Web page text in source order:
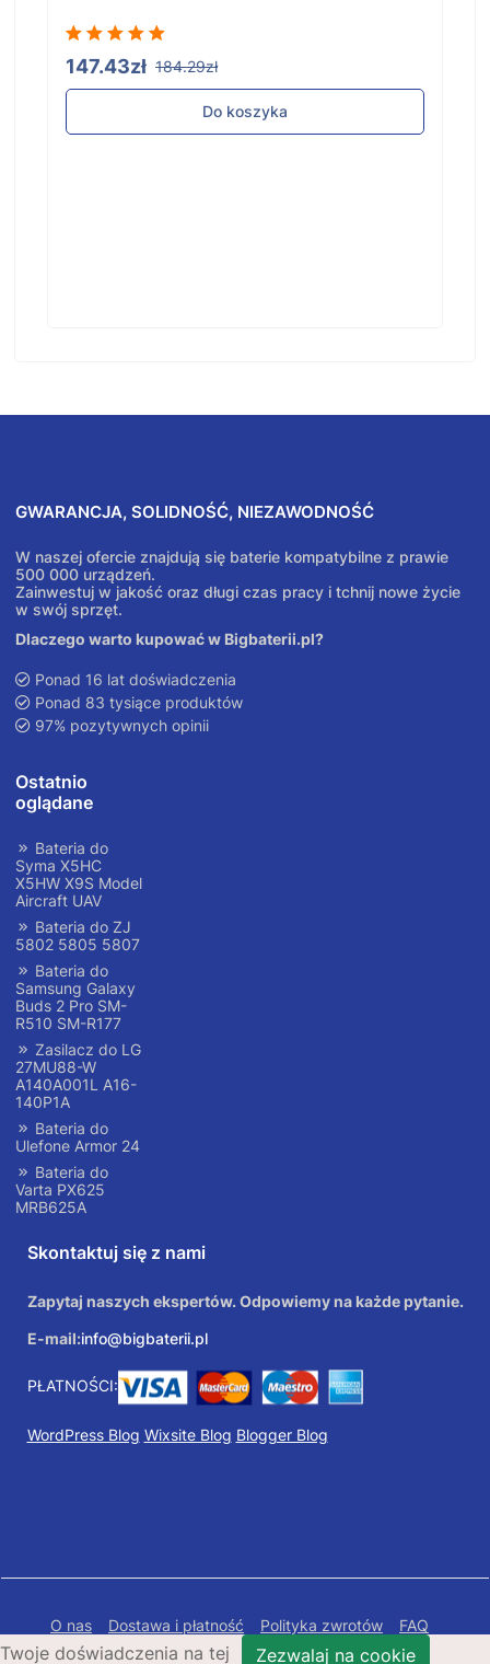
147.43zł 184.29zł
Do koszyka
GWARANCJA, SOLIDNOŚĆ, NIEZAWODNOŚĆ
W naszej ofercie znajdują się baterie kompatybilne z prawie
500 000 urządzeń.
Zainwestuj w jakość oraz długi czas pracy i tchnij nowe życie
w swój sprzęt.
Dlaczego warto kupować w Bigbaterii.pl?
Ponad 16 lat doświadczenia
Ponad 83 tysiące produktów
97% pozytywnych opinii
Ostatnio
oglądane
Bateria do
Syma X5HC
X5HW X9S Model
Aircraft UAV
Bateria do ZJ
5802 5805 5807
Bateria do
Samsung Galaxy
Buds 2 Pro SM-
R510 SM-R177
Zasilacz do LG
27MU88-W
A140A001L A16-
140P1A
Bateria do
Ulefone Armor 24
Bateria do
Varta PX625
MRB625A
Skontaktuj się z nami
Zapytaj naszych ekspertów. Odpowiemy na każde pytanie.
E-mail:info@bigbaterii.pl
PŁATNOŚCI:
WordPress Blog Wixsite Blog Blogger Blog
O nas Dostawa i płatność Polityka zwrotów
FAQ
Polityka prywatności
Mapa Strony
Twoje doświadczenia na tej Zezwalaj na cookie